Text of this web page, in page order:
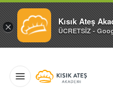
× Kısık Ateş
ÜCRETSİZ -